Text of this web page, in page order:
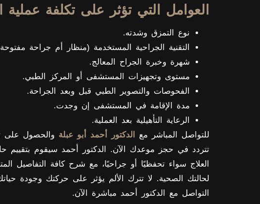
العوامل التي تؤثر على تكلفة
نوع التمزق وشدته.
التقنية الجراحية المستخدمة (منظار أم جراحة
شهرة وخبرة الجراح المعالج.
مستوى وتجهيزات المستشفى أو المركز الطبي.
الفحوصات والتصوير الطبي قبل وبعد الجراحة.
مدة الإقامة في المستشفى إن وجدت.
الرعاية التأهيلية بعد العملية.
للتواصل المباشر مع
الدكتور أحمد أبو عبلة والحصول على
تتردد في حجز موعدك الآن. الدكتور أحمد سيقوم
العلاج سواء تحفظيًا أو جراحيًا، مع شرح كافة التفاصيل
لحالتك الصحية. لا تترك الألم يؤثر على حركتك وجودة
التواصل مع الدكتور أحمد مباشرة الآن.